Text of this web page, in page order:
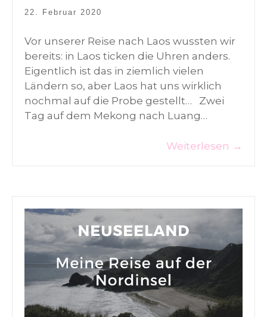
22. Februar 2020
Vor unserer Reise nach Laos wussten wir
bereits: in Laos ticken die Uhren anders.
Eigentlich ist das in ziemlich vielen
Ländern so, aber Laos hat uns wirklich
nochmal auf die Probe gestellt… Zwei
Tag auf dem Mekong nach Luang…
Weiterlesen →